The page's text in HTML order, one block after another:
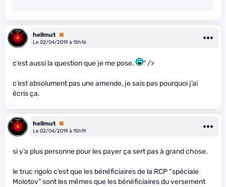
hellmut Premium
Le 02/04/2019 à 15h16
c’est aussi la question que je me pose. " />
c’est absolument pas une amende, je sais pas pourquoi j’ai
écris ça.
hellmut Premium
Le 02/04/2019 à 15h19
si y’a plus personne pour les payer ça sert pas à grand chose.
le truc rigolo c’est que les bénéficiaires de la RCP “spéciale
Molotov” sont les mêmes que les bénéficiaires du versement